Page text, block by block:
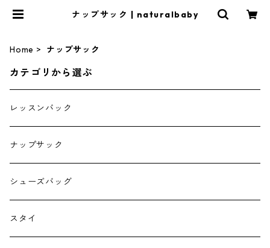
ナップサック | naturalbaby
Home ナップサック
カテゴリから選ぶ
レッスンバック
ナップサック
シューズバッグ
スタイ